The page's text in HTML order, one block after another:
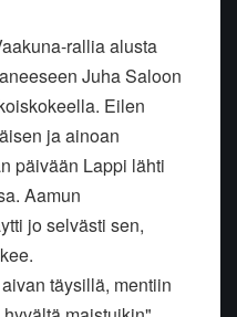
rallia alusta
Juha Saloon
Eilen
ja ainoan
päivään Lappi lähti
Aamun
jo selvästi sen,
täysillä, mentiin